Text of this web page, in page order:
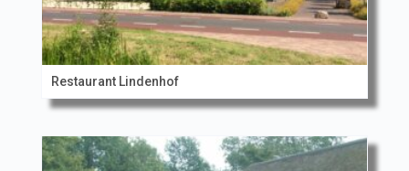
Restaurant Lindenhof